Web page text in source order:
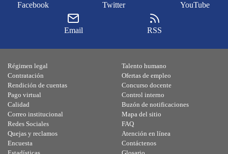
Facebook Twitter YouTube
Email RSS
Régimen legal
Contratación
Rendición de cuentas
Pago virtual
Calidad
Talento humano
Ofertas de empleo
Concurso docente
Control interno
Buzón de notificaciones
Correo institucional
Redes Sociales
Quejas y reclamos
Encuesta
Mapa del sitio
FAQ
Atención en línea
Contáctenos